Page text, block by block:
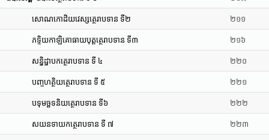
សោណកោដិយវេស្សត្ថេរាបទាន ទី២ ២១១
ភទ្ទិយកាឡិគោធាយបុត្តត្ថេរាបទាន ទី៣ ២១៦
សន្និដ្ឋាបកត្ថេរាបទាន ទី ៤ ២២០
បញ្ចហត្ថិយត្ថេរាបទាន ទី ៥ ២២១
បទុមច្ឆទនិយត្ថេរាបទាន ទី៦ ២២២
សយនទាយកត្ថេរាបទាន ទី ៧ ២២៣